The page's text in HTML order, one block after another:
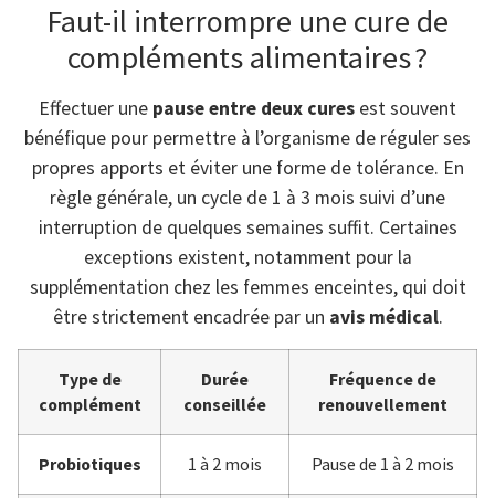
Faut-il interrompre une cure de
compléments alimentaires ?
Effectuer une pause entre deux cures est souvent
bénéfique pour permettre à l’organisme de réguler ses
propres apports et éviter une forme de tolérance. En
règle générale, un cycle de 1 à 3 mois suivi d’une
interruption de quelques semaines suffit. Certaines
exceptions existent, notamment pour la
supplémentation chez les femmes enceintes, qui doit
être strictement encadrée par un avis médical.
Type de
complément
Durée
conseillée
Fréquence de
renouvellement
Probiotiques 1 à 2 mois Pause de 1 à 2 mois